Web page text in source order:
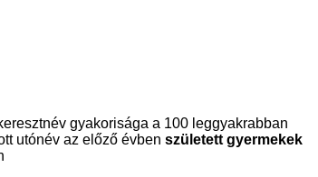
gyakorisága a 100 leggyakrabban
utónév az előző évben született gyermekek